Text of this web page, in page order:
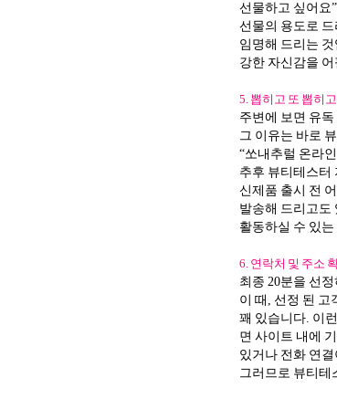
선물하고 싶어요
선물의 용도로
임명해 드리는
강한 자신감을
5. 뽑히고 또 뽑히
주변에 보면 유
그 이유는 바로
“쏘내추럴 온라
추후 뷰티테스터
신제품 출시 전
발송해 드리고도
활동하실 수 있
6. 연락처 및 주소
최종 20분을 선
이 때, 선정 된 고
꽤 있습니다. 이
면 사이트 내에
있거나 전화 연
그러므로 뷰티테